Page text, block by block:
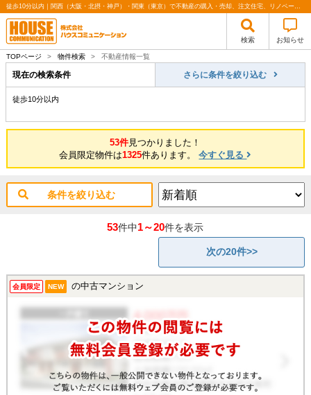
徒歩10分以内｜関西（大阪・北摂・神戸）・関東（東京）で不動産の購入・売却、注文住宅、リノベーションの事なら株式会社ハウスコミュニケーション
検索 お知らせ
TOPページ > 物件検索 > 不動産情報一覧
現在の検索条件 さらに条件を絞り込む
徒歩10分以内
53件見つかりました！
会員限定物件は1325件あります。今すぐ見る
条件を絞り込む
53件中1～20件を表示
次の20件>>
会員限定 NEW の中古マンション